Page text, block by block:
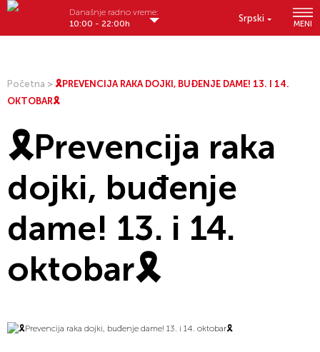
Srpski
MENI
Današnje radno vreme:
10:00 - 22:00h
Početna > 🎗️PREVENCIJA RAKA DOJKI, BUĐENJE DAME! 13. I 14.
OKTOBAR🎗️
🎗️Prevencija raka
dojki, buđenje
dame! 13. i 14.
oktobar🎗️